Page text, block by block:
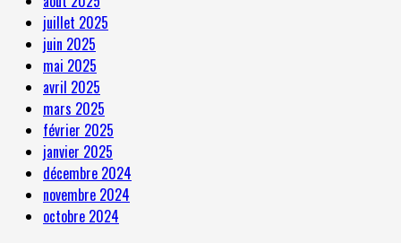
juillet 2025
juin 2025
mai 2025
avril 2025
mars 2025
février 2025
janvier 2025
décembre 2024
novembre 2024
octobre 2024